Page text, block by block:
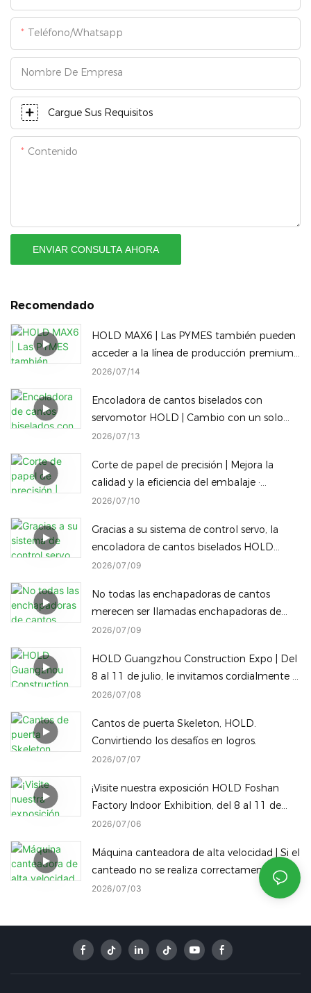
Teléfono/whatsapp
Nombre De Empresa
Cargue Sus Requisitos
Contenido
ENVIAR CONSULTA AHORA
Recomendado
HOLD MAX6 | Las PYMES también pueden
acceder a la línea de producción premium
MAX6
2026 07 14
Encoladora de cantos biselados con
servomotor HOLD | Cambio con un solo
clic entre bisel completo y sellado de
2026 07 13
Corte de papel de precisión | Mejora la
calidad y la eficiencia del embalaje ·
Máquina de embalaje inteligente HOLD
2026 07 10
Gracias a su sistema de control servo, la
encoladora de cantos biselados HOLD
permite cambiar instantáneamente, con un
procesamiento de cantos biselados para
reducir el tiempo de inactividad.
2026 07 09
No todas las enchapadoras de cantos
merecen ser llamadas enchapadoras de
cantos Diamond Edge, y no todas las
a un borde redondeado con solo un toque.
2026 07 09
HOLD Guangzhou Construction Expo | Del
8 al 11 de julio, le invitamos cordialmente a
visitar nuestra fábrica.
2026 07 08
Cantos de puerta Skeleton, HOLD.
Convirtiendo los desafíos en logros.
2026 07 07
¡Visite nuestra exposición HOLD Foshan
Factory Indoor Exhibition, del 8 al 11 de
julio! Descubra nuestra gama completa de
mismo recinto.
2026 07 06
Máquina canteadora de alta velocidad | Si el
canteado no se realiza correctamente,
¡incluso los mejores paneles son un
2026 07 03